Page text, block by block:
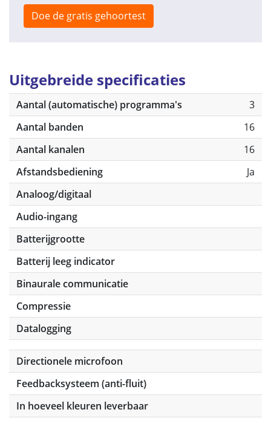
Doe de gratis gehoortest
Uitgebreide specificaties
Aantal (automatische) programma's
3
Aantal banden
16
Aantal kanalen
16
Afstandsbediening
Ja
Analoog/digitaal
Audio-ingang
Batterijgrootte
Batterij leeg indicator
Binaurale communicatie
Compressie
Datalogging
Directionele microfoon
Feedbacksysteem (anti-fluit)
In hoeveel kleuren leverbaar